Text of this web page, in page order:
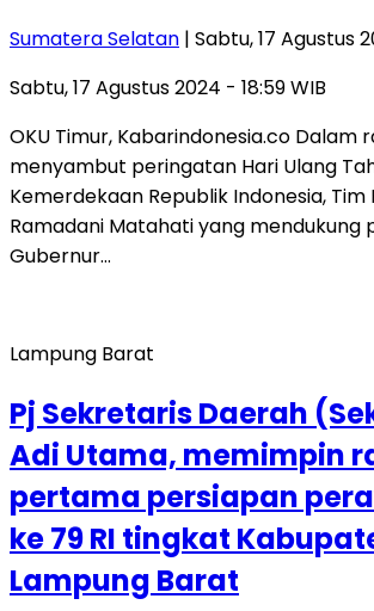
Sumatera Selatan | Sabtu, 17 Agustus
Sabtu, 17 Agustus 2024 - 18:59 WIB
OKU Timur, Kabarindonesia.co Dalam
menyambut peringatan Hari Ulang
Kemerdekaan Republik Indonesia, Tim
Ramadani Matahati yang mendukung
Gubernur…
Lampung Barat
Pj Sekretaris Daerah
Adi Utama, memimpin
pertama persiapan
ke 79 RI tingkat
Lampung Barat